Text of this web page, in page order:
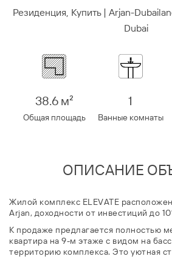
Резиденция, Купить | Arjan-
Dubai
38.6 м²
Общая площадь
1
Ванные комнаты
ОПИСАНИЕ
Жилой комплекс ELEVATE
Arjan, доходности от инвестиций до
К продаже предлагается полностью
квартира на 9-м этаже с видом на
территорию комплекса. Это уютная